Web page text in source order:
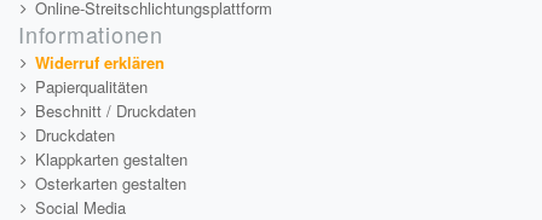
Online-Streitschlichtungsplattform
Informationen
Widerruf erklären
Papierqualitäten
Beschnitt / Druckdaten
Druckdaten
Klappkarten gestalten
Osterkarten gestalten
Social Media